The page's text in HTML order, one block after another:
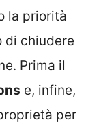
la priorità
di chiudere
Prima il
e, infine,
per